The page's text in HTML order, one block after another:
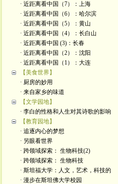
· 近距离看中国（7）：上海
· 近距离看中国（6）：哈尔滨
· 近距离看中国（5）：黄山
· 近距离看中国（4）：长白山
· 近距离看中国 (3)：长春
· 近距离看中国（2）：沈阳
· 近距离看中国（1）：大连
【美食世界】
· 厨房的妙用
· 来自家乡的味道
【文学园地】
· 李白的性格和人生对其诗歌的影响
【教育园地】
· 追逐内心的梦想
· 另眼看世界
· 跨领域探索： 生物科技(2)
· 跨领域探索： 生物科技
· 斯坦福大学：人文，艺术，科技的
· 漫步在斯坦佛大学校园